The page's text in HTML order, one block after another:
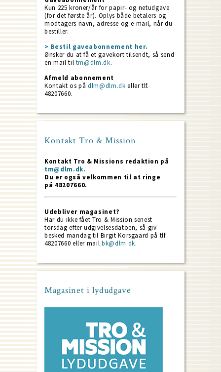
Kun 225 kroner/år for papir- og netudgave
(for det første år). Oplys både betalers og
modtagers navn, adresse og e-mail, når du
bestiller.
> Bestil gaveabonnement her.
Ønsker du at få et gavekort tilsendt, så send
en mail til tm@dlm.dk.
Afmeld abonnement
Kontakt os pådlm@dlm.dk eller tlf.
48207660.
Kontakt Tro & Mission
Kontakt Tro & Missions redaktion på
tm@dlm.dk.
Du er også velkommen til at ringe
på 48207660.
Udebliver magasinet?
Har du ikke fået Tro & Mission senest
torsdag efter udgivelsesdatoen, så giv
besked mandag til Birgit Korsgaard på tlf.
48207660 eller mailbk@dlm.dk.
Magasinet i lydudgave